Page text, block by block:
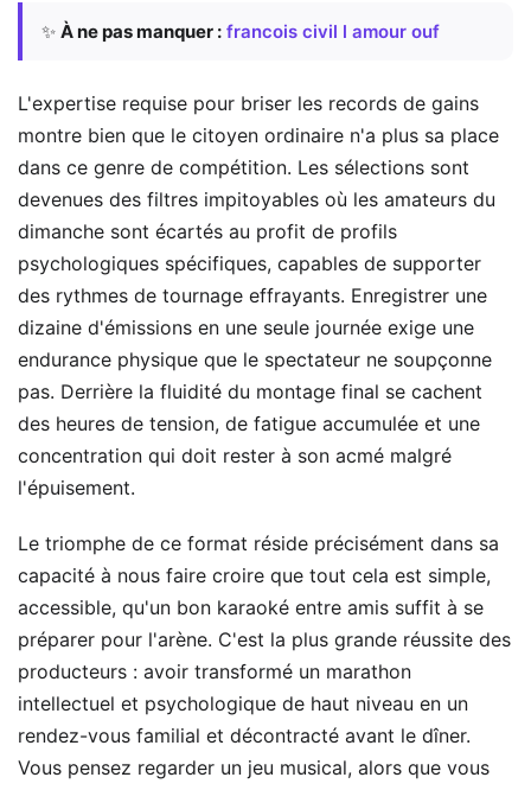
✨ À ne pas manquer : francois civil l amour ouf
L'expertise requise pour briser les records de gains
montre bien que le citoyen ordinaire n'a plus sa place
dans ce genre de compétition. Les sélections sont
devenues des filtres impitoyables où les amateurs du
dimanche sont écartés au profit de profils
psychologiques spécifiques, capables de supporter
des rythmes de tournage effrayants. Enregistrer une
dizaine d'émissions en une seule journée exige une
endurance physique que le spectateur ne soupçonne
pas. Derrière la fluidité du montage final se cachent
des heures de tension, de fatigue accumulée et une
concentration qui doit rester à son acmé malgré
l'épuisement.
Le triomphe de ce format réside précisément dans sa
capacité à nous faire croire que tout cela est simple,
accessible, qu'un bon karaoké entre amis suffit à se
préparer pour l'arène. C'est la plus grande réussite des
producteurs : avoir transformé un marathon
intellectuel et psychologique de haut niveau en un
rendez-vous familial et décontracté avant le dîner.
Vous pensez regarder un jeu musical, alors que vous